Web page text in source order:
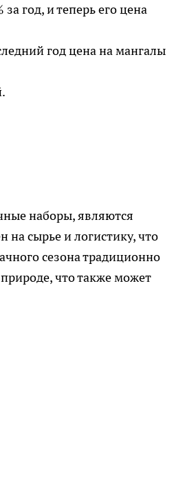
год, и теперь его цена
год цена на мангалы
наборы, являются
на сырье и логистику, что
сезона традиционно
что также может